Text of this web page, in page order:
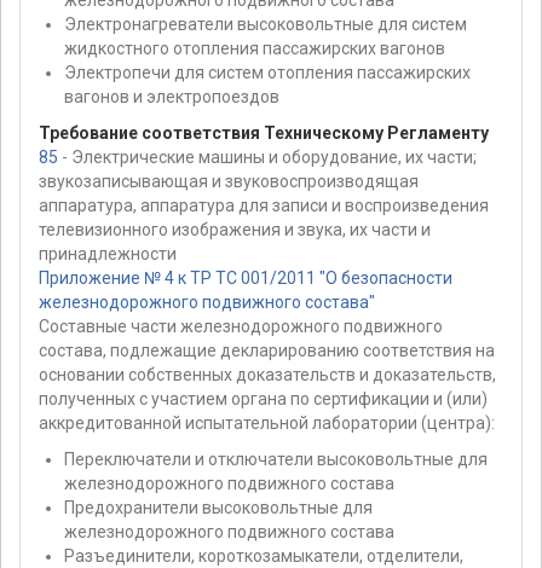
Электронагреватели высоковольтные для систем
жидкостного отопления пассажирских вагонов
Электропечи для систем отопления пассажирских
вагонов и электропоездов
Требование соответствия Техническому Регламенту
85 - Электрические машины и оборудование, их части;
звукозаписывающая и звуковоспроизводящая
аппаратура, аппаратура для записи и воспроизведения
телевизионного изображения и звука, их части и
принадлежности
Приложение № 4 к ТР ТС 001/2011 "О безопасности
железнодорожного подвижного состава"
Составные части железнодорожного подвижного
состава, подлежащие декларированию соответствия на
основании собственных доказательств и доказательств,
полученных с участием органа по сертификации и (или)
аккредитованной испытательной лаборатории (центра):
Переключатели и отключатели высоковольтные для
железнодорожного подвижного состава
Предохранители высоковольтные для
железнодорожного подвижного состава
Разъединители, короткозамыкатели, отделители,